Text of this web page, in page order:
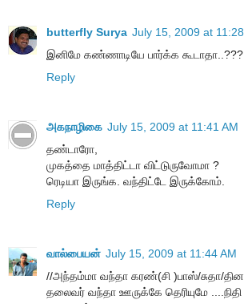
butterfly Surya July 15, 2009 at
இனிமே கண்ணாடியே பார்க்க கூடாதா..???
Reply
அகநாழிகை July 15, 2009 at 11:41 AM
தண்டாரோ,
முகத்தை மாத்திட்டா விட்டுருவோமா ?
ரெடியா இருங்க. வந்திட்டே இருக்கோம்.
Reply
வால்பையன் July 15, 2009 at 11:44 AM
//அந்தம்மா வந்தா கரண்(சி )பாஸ்/சுதா/தின
தலைவர் வந்தா ஊருக்கே தெரியுமே ....நிதி